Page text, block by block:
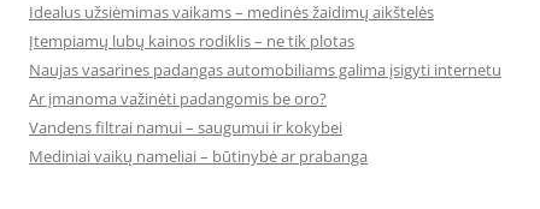
Idealus užsiėmimas vaikams – medinės žaidimų aikštelės
Įtempiamų lubų kainos rodiklis – ne tik plotas
Naujas vasarines padangas automobiliams galima įsigyti internetu
Ar įmanoma važinėti padangomis be oro?
Vandens filtrai namui – saugumui ir kokybei
Mediniai vaikų nameliai – būtinybė ar prabanga